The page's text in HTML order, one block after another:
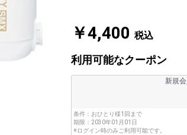
￥4,400 税込
利用可能なクーポン
新規
条件： おひとり様1回まで
期限： 2030年01月01日
※ログイン時のみご利用可能です。